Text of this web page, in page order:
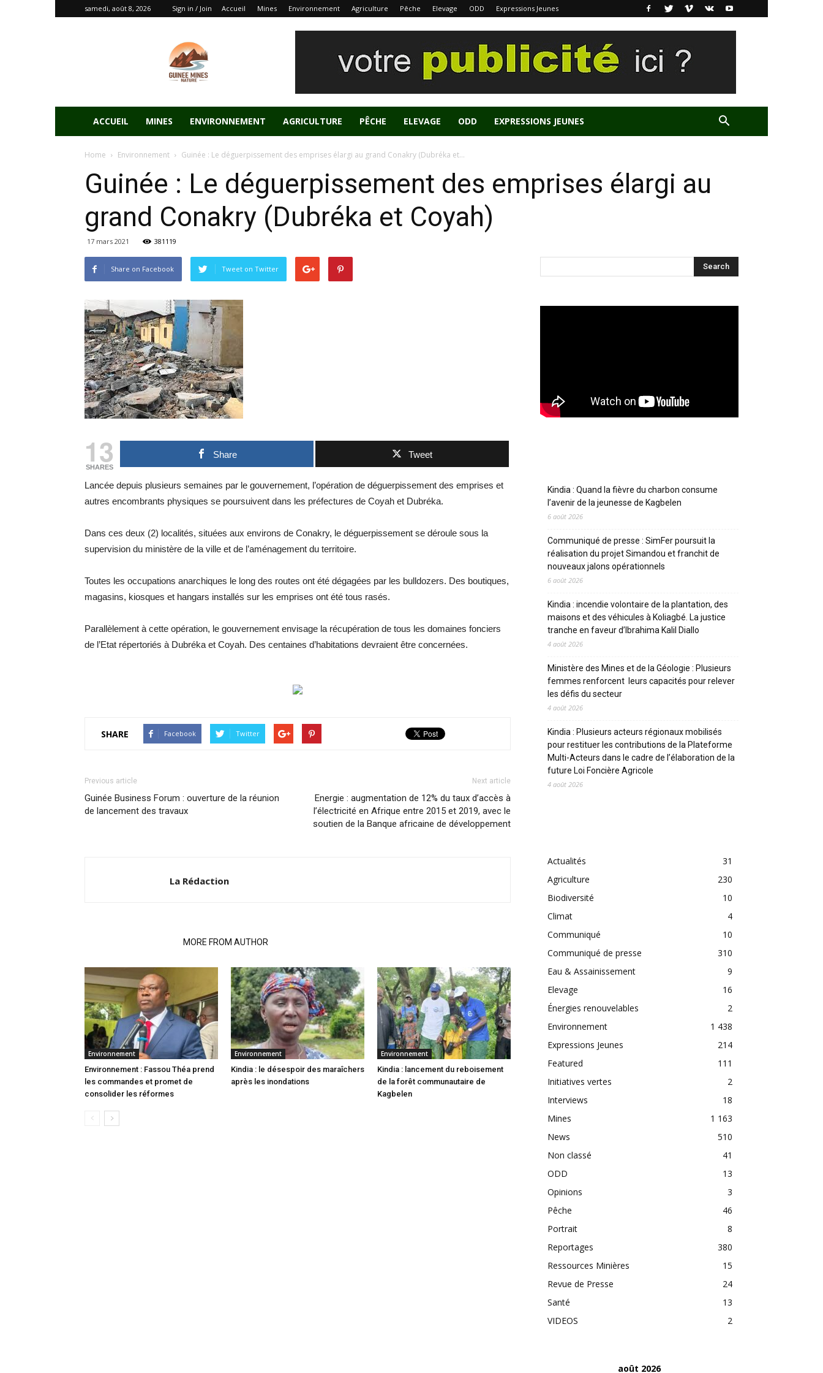
samedi, août 8, 2026 Sign in / Join Accueil Mines Environnement Agriculture Pêche Elevage ODD Expressions Jeunes
ACCUEIL MINES ENVIRONNEMENT AGRICULTURE PÊCHE ELEVAGE ODD EXPRESSIONS JEUNES
Home Environnement Guinée : Le déguerpissement des emprises élargi au grand Conakry (Dubréka et...
Guinée : Le déguerpissement des emprises élargi au
grand Conakry (Dubréka et Coyah)
17 mars 2021 381119
Share on Facebook Tweet on Twitter
13
SHARES
Share Tweet
Lancée depuis plusieurs semaines par le gouvernement, l’opération de déguerpissement des emprises et
autres encombrants physiques se poursuivent dans les préfectures de Coyah et Dubréka.
Dans ces deux (2) localités, situées aux environs de Conakry, le déguerpissement se déroule sous la
supervision du ministère de la ville et de l’aménagement du territoire.
Toutes les occupations anarchiques le long des routes ont été dégagées par les bulldozers. Des boutiques,
magasins, kiosques et hangars installés sur les emprises ont été tous rasés.
Parallèlement à cette opération, le gouvernement envisage la récupération de tous les domaines fonciers
de l’Etat répertoriés à Dubréka et Coyah. Des centaines d’habitations devraient être concernées.
SHARE Facebook Twitter
Previous article
Guinée Business Forum : ouverture de la réunion
de lancement des travaux
Next article
Energie : augmentation de 12% du taux d’accès à
l’électricité en Afrique entre 2015 et 2019, avec le
soutien de la Banque africaine de développement
La Rédaction
MORE FROM AUTHOR
Environnement
Environnement : Fassou Théa prend
les commandes et promet de
consolider les réformes
Environnement
Kindia : le désespoir des maraîchers
après les inondations
Environnement
Kindia : lancement du reboisement
de la forêt communautaire de
Kagbelen
Kindia : Quand la fièvre du charbon consume
l’avenir de la jeunesse de Kagbelen
6 août 2026
Communiqué de presse : SimFer poursuit la
réalisation du projet Simandou et franchit de
nouveaux jalons opérationnels
6 août 2026
Kindia : incendie volontaire de la plantation, des
maisons et des véhicules à Koliagbé. La justice
tranche en faveur d’Ibrahima Kalil Diallo
4 août 2026
Ministère des Mines et de la Géologie : Plusieurs
femmes renforcent leurs capacités pour relever
les défis du secteur
4 août 2026
Kindia : Plusieurs acteurs régionaux mobilisés
pour restituer les contributions de la Plateforme
Multi-Acteurs dans le cadre de l’élaboration de la
future Loi Foncière Agricole
4 août 2026
Actualités
31
Agriculture
230
Biodiversité
10
Climat
4
Communiqué
10
Communiqué de presse
310
Eau & Assainissement
9
Elevage
16
Énergies renouvelables
2
Environnement
1 438
Expressions Jeunes
214
Featured
111
Initiatives vertes
2
Interviews
18
Mines
1 163
News
510
Non classé
41
ODD
13
Opinions
3
Pêche
46
Portrait
8
Reportages
380
Ressources Minières
15
Revue de Presse
24
Santé
13
VIDEOS
2
août 2026